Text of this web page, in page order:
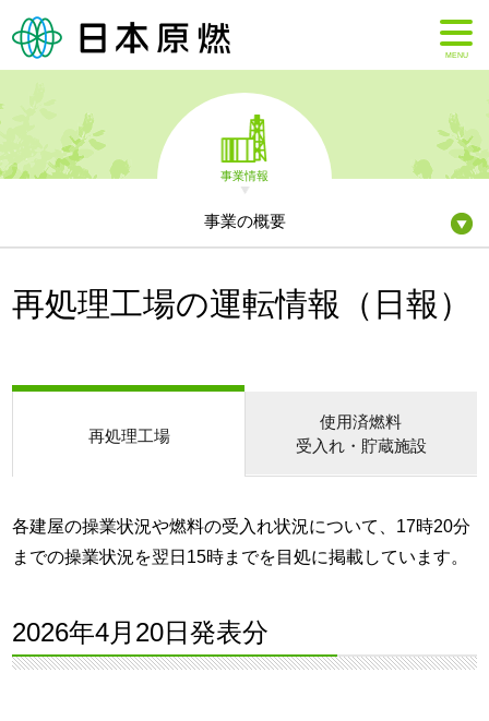
MENU
事業情報
事業の概要
再処理工場の運転情報（日報）
再処理工場
使用済燃料
受入れ・貯蔵施設
各建屋の操業状況や燃料の受入れ状況について、17時20分
までの操業状況を翌日15時までを目処に掲載しています。
2026年4月20日発表分